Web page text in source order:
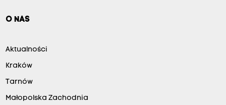
O NAS
Aktualności
Kraków
Tarnów
Małopolska Zachodnia